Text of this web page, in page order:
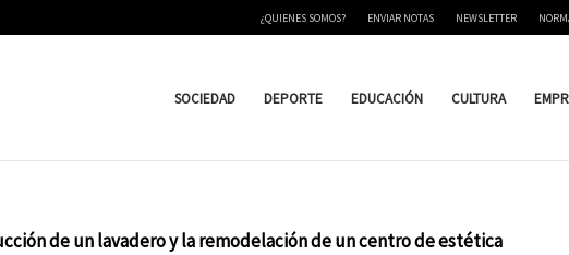
¿QUIENES SOMOS? ENVIAR NOTAS NEWSLETTER
SOCIEDAD DEPORTE EDUCACIÓN CULTURA
de un lavadero y la remodelación de un centro de estética